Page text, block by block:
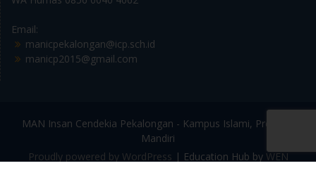
Email:
manicpekalongan@icp.sch.id
manicp2015@gmail.com
MAN Insan Cendekia Pekalongan - Kampus Islami, Prestasi,
Mandiri
Proudly powered by WordPress | Education Hub by WEN